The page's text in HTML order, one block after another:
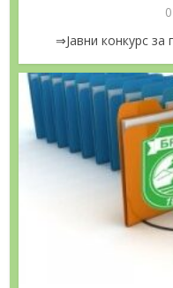
⇒Јавни конкурс